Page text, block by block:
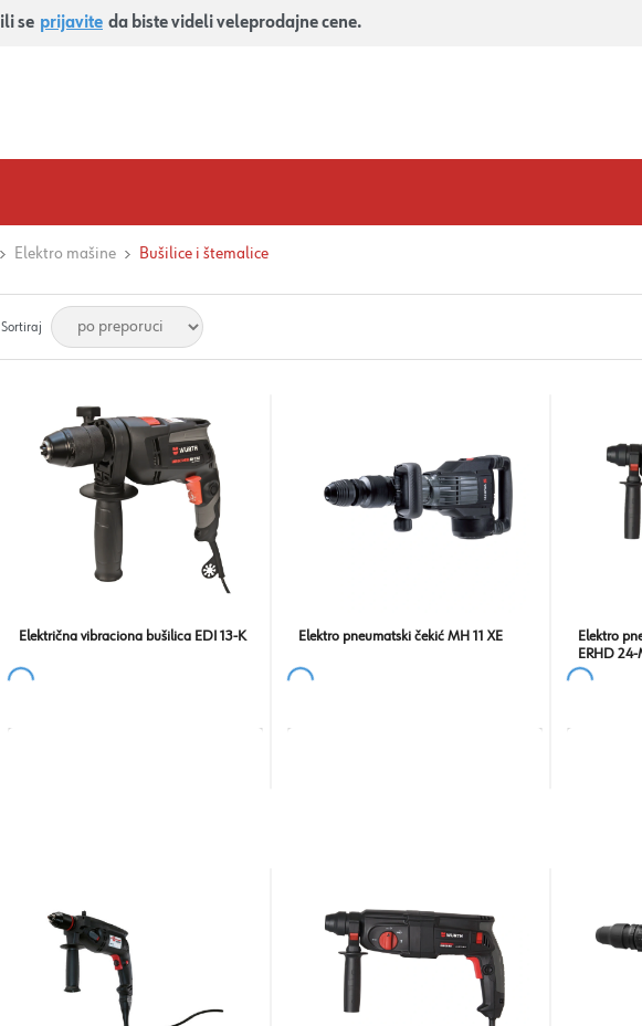
ili se prijavite da biste videli veleprodajne cene.
Elektro mašine Bušilice i štemalice
Sortiraj
Električna vibraciona bušilica EDI 13-K Elektro pneumatski čekić MH 11 XE
Elektro
ERHD 24-